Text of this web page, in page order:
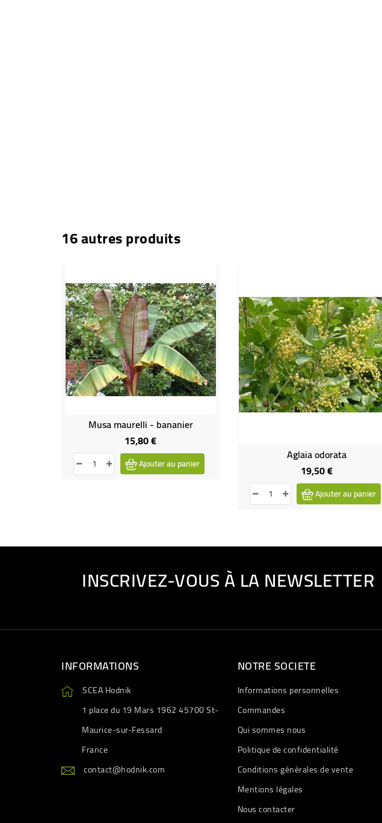
16 autres produits
Musa maurelli - bananier
15,80 €Prix
Ajouter au panier
Aglaia odorata
19,50 €Prix
Ajouter au panier
INSCRIVEZ-VOUS À LA NEWSLETTER
INFORMATIONS
SCEA Hodnik
1 place du 19 Mars 1962 45700 St-
Maurice-sur-Fessard
France
contact@hodnik.com
NOTRE SOCIETE
Informations personnelles
Commandes
Qui sommes nous
Politique de confidentialité
Conditions générales de vente
Mentions légales
Nous contacter